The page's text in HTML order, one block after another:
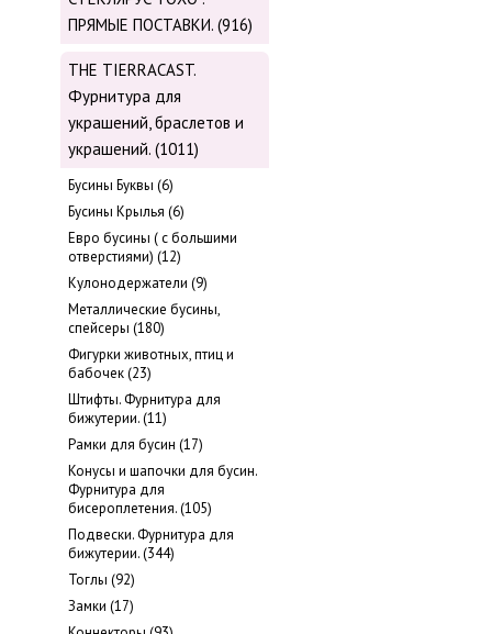
ПРЯМЫЕ ПОСТАВКИ. (916)
THE TIERRACAST.
Фурнитура для
украшений, браслетов и
украшений. (1011)
Бусины Буквы (6)
Бусины Крылья (6)
Евро бусины ( с большими
отверстиями) (12)
Кулонодержатели (9)
Металлические бусины,
cпейсеры (180)
Фигурки животных, птиц и
бабочек (23)
Штифты. Фурнитура для
бижутерии. (11)
Рамки для бусин (17)
Конусы и шапочки для бусин.
Фурнитура для
бисероплетения. (105)
Подвески. Фурнитура для
бижутерии. (344)
Тоглы (92)
Замки (17)